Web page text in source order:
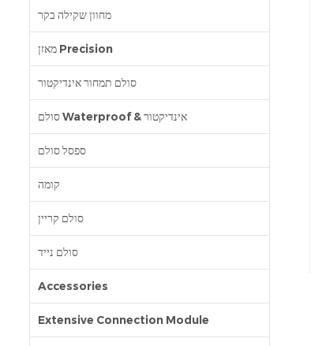
מחוון שקילה בקר
מאזן Precision
סולם תמחור אינדיקטור
סולם Waterproof & אינדיקטור
ספסל סולם
קומה
סולם קריין
סולם נייד
Accessories
Extensive Connection Module